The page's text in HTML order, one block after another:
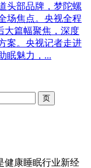
头部品牌，梦陀螺
场焦点。央视全程
大篇幅聚焦，深度
案。央视记者走进
眠魅力，...
健康睡眠行业新经